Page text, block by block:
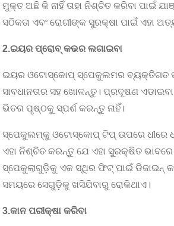
ମୁକ୍ତ ଅଛି କି ନାହିଁ ତାହା ନିଶ୍ଚିତ କରିବା ପାଇଁ
ସଠିକତା ଏବଂ ରୋଗୀଙ୍କ ସୁରକ୍ଷା ପାଇଁ ଏହା
2.ଇୟର ପ୍ରୋବ୍ କଭର ଲଗାଇବା
ଇୟର ଓଟୋସ୍କୋପ୍ ସ୍ପେକୁଲମର ବ୍ୟକ୍ତିଗତ
ସାବଧାନତାର ସହ ଖୋଳନ୍ତୁ। ପ୍ରଦୂଷଣ
ଭିତର ପୃଷ୍ଠକୁ ସ୍ପର୍ଶ କରନ୍ତୁ ନାହିଁ।
ସ୍ପେକୁଲମ୍‌କୁ ଓଟୋସ୍କୋପ୍ ଟିପ୍ ଉପରେ ଧୀରେ
ଏହା ନିଶ୍ଚିତ କରନ୍ତୁ ଯେ ଏହା ସୁରକ୍ଷିତ
ସ୍ପେକୁଲାଗୁଡ଼ିକୁ ଏକ ସ୍ଥିର ଫିଟ୍ ପାଇଁ ଡିଜାଇନ୍
ସମୟରେ ସେଗୁଡ଼ିକୁ ଖସିଯିବାରୁ ରୋକିଥାଏ।
3.କାନ ପରୀକ୍ଷା କରିବା